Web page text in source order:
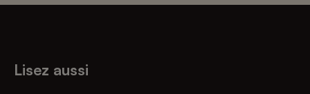
Lisez aussi